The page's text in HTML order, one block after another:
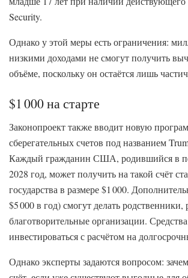
Security.
Однако у этой меры есть ограничения:
низкими доходами не смогут получить
объёме, поскольку он остаётся лишь
$1 000 на старте
Законопроект также вводит новую
сберегательных счетов под названием
Каждый гражданин США, родившийся в
2028 год, может получить на такой счёт
государства в размере $1 000.
$5 000 в год) смогут делать родственники,
благотворительные организации.
инвестироваться с расчётом на
Однако эксперты задаются вопросом: